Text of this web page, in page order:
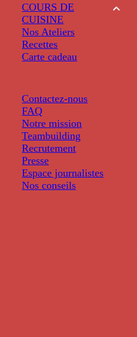
COURS DE
CUISINE
Nos Ateliers
Recettes
Carte cadeau
Contactez-nous
FAQ
Notre mission
Teambuilding
Recrutement
Presse
Espace journalistes
Nos conseils